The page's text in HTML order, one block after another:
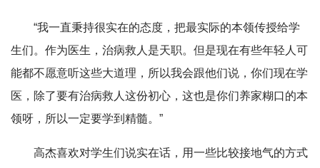
“我一直秉持很实在的态度，把最实际的本领传授给学
生们。作为医生，治病救人是天职。但是现在有些年轻人可
能都不愿意听这些大道理，所以我会跟他们说，你们现在学
医，除了要有治病救人这份初心，这也是你们养家糊口的本
领呀，所以一定要学到精髓。”
高杰喜欢对学生们说实在话，用一些比较接地气的方式